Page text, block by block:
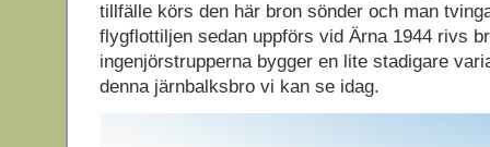
tillfälle körs den här bron sönder och man
flygflottiljen sedan uppförs vid Ärna 1944 rivs
ingenjörstrupperna bygger en lite stadigare
denna järnbalksbro vi kan se idag.